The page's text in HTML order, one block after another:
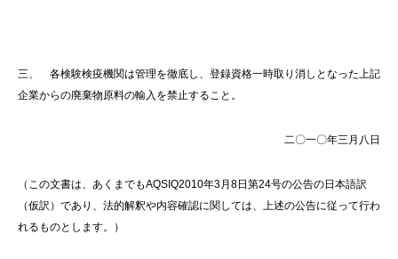
三、 各検験検疫機関は管理を徹底し、登録資格一時取り消しとなった上記
企業からの廃棄物原料の輸入を禁止すること。
二〇一〇年三月八日
（この文書は、あくまでもAQSIQ2010年3月8日第24号の公告の日本語訳
（仮訳）であり、法的解釈や内容確認に関しては、上述の公告に従って行わ
れるものとします。）